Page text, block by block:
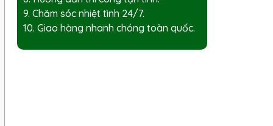
9. Chăm sóc nhiệt tình 24/7.
10. Giao hàng nhanh chóng toàn quốc.